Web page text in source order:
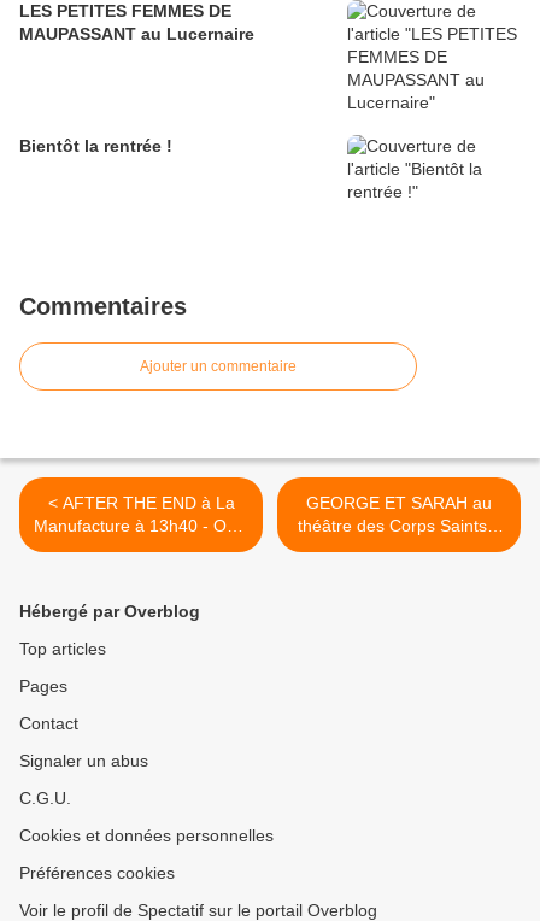
LES PETITES FEMMES DE
MAUPASSANT au Lucernaire
Bientôt la rentrée !
Commentaires
Ajouter un commentaire
< AFTER THE END à La
Manufacture à 13h40 - OFF
2019
GEORGE ET SARAH au
théâtre des Corps Saints à
20h20 - OFF 2019 >
Hébergé par Overblog
Top articles
Pages
Contact
Signaler un abus
C.G.U.
Cookies et données personnelles
Préférences cookies
Voir le profil de Spectatif sur le portail Overblog